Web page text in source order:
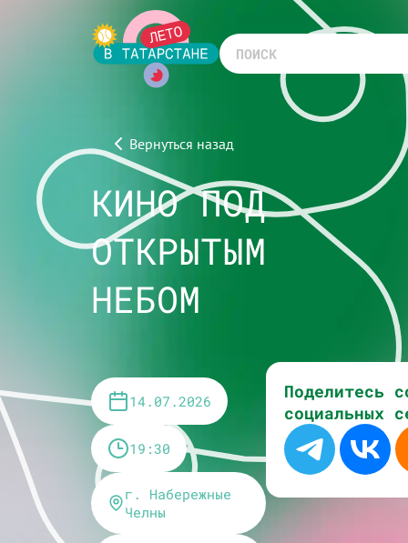
Вернуться назад
КИНО ПОД
ОТКРЫТЫМ
НЕБОМ
14.07.2026
19:30
г. Набережные
Челны
Поделитесь
социальных